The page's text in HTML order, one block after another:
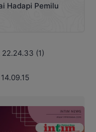
Hadapi Pemilu